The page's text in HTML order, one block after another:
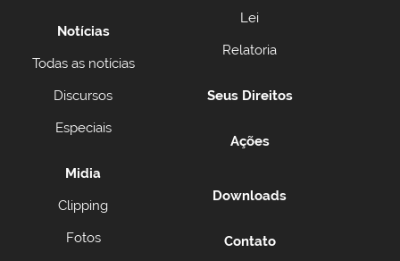
Notícias
Todas as notícias
Discursos
Especiais
Midia
Clipping
Fotos
Lei
Relatoria
Seus Direitos
Ações
Downloads
Contato